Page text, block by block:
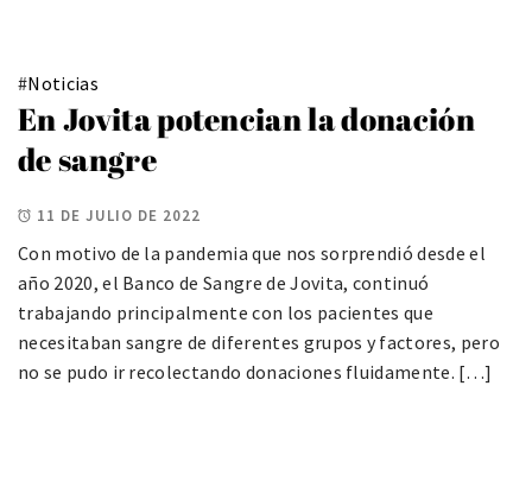
#Noticias
En Jovita potencian la donación
de sangre
11 DE JULIO DE 2022
Con motivo de la pandemia que nos sorprendió desde el
año 2020, el Banco de Sangre de Jovita, continuó
trabajando principalmente con los pacientes que
necesitaban sangre de diferentes grupos y factores, pero
no se pudo ir recolectando donaciones fluidamente. […]